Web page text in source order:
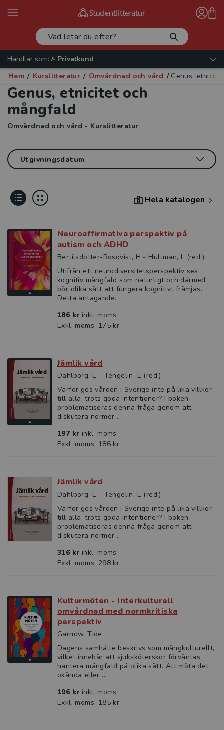
Handlar som:
Privatkund
Hem / Kurslitteratur / Omvårdnad och vård / Genus,
Genus, etnicitet och
mångfald
Omvårdnad och vård - Kurslitteratur
Hela katalogen
Neuroaffirmativa perspektiv på
autism och ADHD
Bertilsdotter-Rosqvist, H - Hultman, L (red.)
Utifrån ett neurodiversitetsperspektiv ses
kognitiv mångfald som naturligt och därmed
bör olika sätt att fungera kognitivt främjas.
Detta antagande...
186 kr inkl. moms
Exkl. moms: 175 kr
Jämlik vård
Dahlborg, E - Tengelin, E (red.)
Varför ges vården i Sverige inte på lika villkor
till alla, trots goda intentioner? I boken
problematiseras denna fråga genom att
diskutera normer ...
197 kr inkl. moms
Exkl. moms: 186 kr
Jämlik vård
Dahlborg, E - Tengelin, E (red.)
Varför ges vården i Sverige inte på lika villkor
till alla, trots goda intentioner? I boken
problematiseras denna fråga genom att
diskutera normer ...
316 kr inkl. moms
Exkl. moms: 298 kr
Kulturmöten - Interkulturell
omvårdnad med normkritiska
perspektiv
Garnow, Tide
Dagens samhälle beskrivs som mångkulturellt,
vilket innebär att sjuksköterskor förväntas
hantera mångfald på olika sätt. Att möta det
okända eller ...
196 kr inkl. moms
Exkl. moms: 185 kr